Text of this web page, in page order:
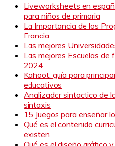
Liveworksheets en
para niños de primaria
La Importancia de los
Francia
Las mejores
Las mejores Escuelas de
2024
Kahoot: guía para
educativos
Analizador sintactico de
sintaxis
15 Juegos para enseñar
Qué es el contenido
existen
Qué es el diseño gráfico